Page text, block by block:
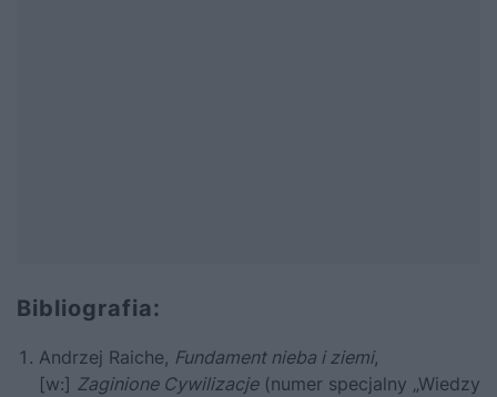
Bibliografia:
Andrzej Raiche, Fundament nieba i ziemi,
[w:] Zaginione Cywilizacje(numer specjalny „Wiedzy